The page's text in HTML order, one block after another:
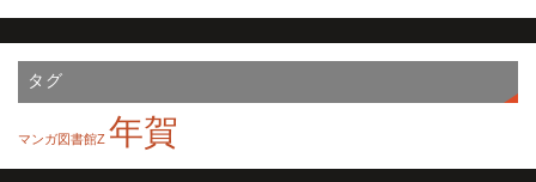
タグ
マンガ図書館Z 年賀